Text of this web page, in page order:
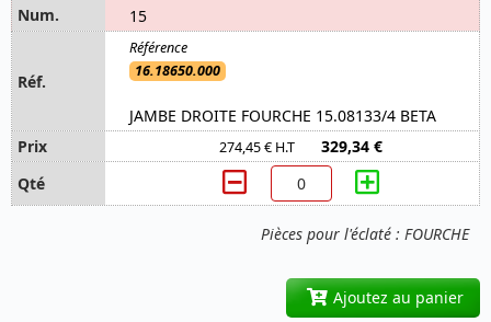
Pièces pour l'éclaté : FOURCHE
15
16.18650.000
JAMBE DROITE FOURCHE 15.08133/4 BETA
274,45 € H.T 329,34 €
Ajoutez au panier